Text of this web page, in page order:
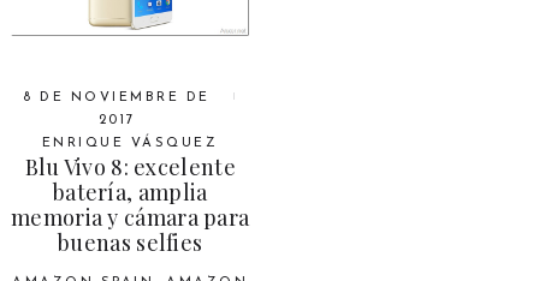
8 DE NOVIEMBRE DE
2017
ENRIQUE VÁSQUEZ
Blu Vivo 8: excelente
batería, amplia
memoria y cámara para
buenas selfies